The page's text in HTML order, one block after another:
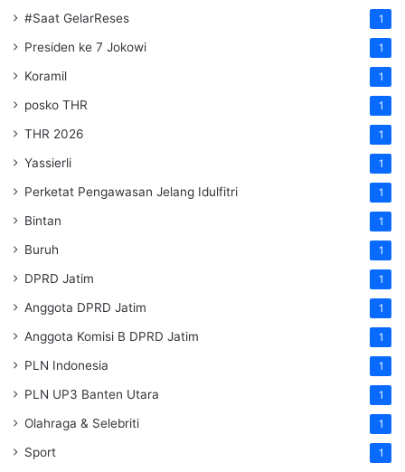
#Saat GelarReses 1
Presiden ke 7 Jokowi 1
Koramil 1
posko THR 1
THR 2026 1
Yassierli 1
Perketat Pengawasan Jelang Idulfitri 1
Bintan 1
Buruh 1
DPRD Jatim 1
Anggota DPRD Jatim 1
Anggota Komisi B DPRD Jatim 1
PLN Indonesia 1
PLN UP3 Banten Utara 1
Olahraga & Selebriti 1
Sport 1